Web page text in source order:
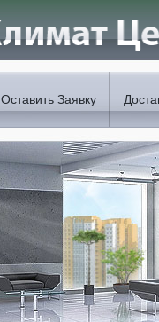
Оставить Заявку